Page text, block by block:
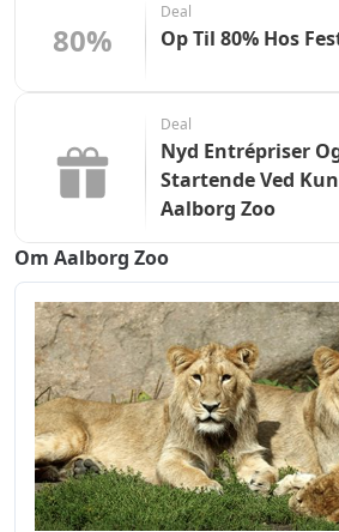
80%
Deal
Op Til 80% Hos
Deal
Nyd Entrépriser
Startende Ved
Aalborg Zoo
Om Aalborg Zoo